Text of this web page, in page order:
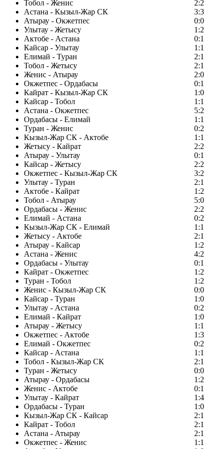
Тобол - Женис
2:2
Астана - Кызыл-Жар СК
3:3
Атырау - Окжетпес
0:0
Улытау - Жетысу
1:2
Актобе - Астана
0:1
Кайсар - Улытау
1:1
Елимай - Туран
2:1
Тобол - Жетысу
2:1
Женис - Атырау
2:0
Окжетпес - Ордабасы
0:1
Кайрат - Кызыл-Жар СК
1:0
Кайсар - Тобол
1:1
Астана - Окжетпес
5:2
Ордабасы - Елимай
1:1
Туран - Женис
0:2
Кызыл-Жар СК - Актобе
1:1
Жетысу - Кайрат
2:2
Атырау - Улытау
0:1
Кайсар - Жетысу
2:2
Окжетпес - Кызыл-Жар СК
3:2
Улытау - Туран
2:1
Актобе - Кайрат
1:2
Тобол - Атырау
5:0
Ордабасы - Женис
2:2
Елимай - Астана
0:2
Кызыл-Жар СК - Елимай
1:1
Жетысу - Актобе
2:1
Атырау - Кайсар
1:2
Астана - Женис
4:2
Ордабасы - Улытау
0:1
Кайрат - Окжетпес
1:2
Туран - Тобол
1:2
Женис - Кызыл-Жар СК
0:0
Кайсар - Туран
1:0
Улытау - Астана
0:2
Елимай - Кайрат
1:0
Атырау - Жетысу
1:1
Окжетпес - Актобе
1:3
Елимай - Окжетпес
0:2
Кайсар - Астана
1:1
Тобол - Кызыл-Жар СК
2:1
Туран - Жетысу
0:0
Атырау - Ордабасы
1:2
Женис - Актобе
0:1
Улытау - Кайрат
1:4
Ордабасы - Туран
1:0
Кызыл-Жар СК - Кайсар
2:1
Кайрат - Тобол
2:1
Астана - Атырау
2:1
Окжетпес - Женис
1:1